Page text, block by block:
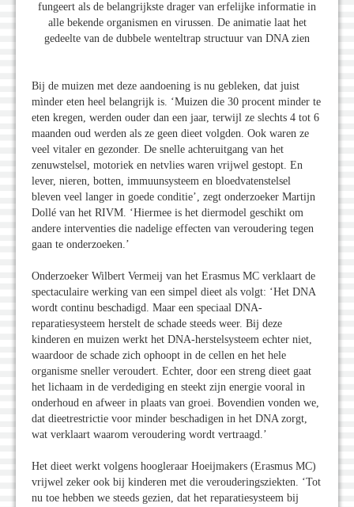
fungeert als de belangrijkste drager van erfelijke informatie in
alle bekende organismen en virussen. De animatie laat het
gedeelte van de dubbele wenteltrap structuur van DNA zien
Bij de muizen met deze aandoening is nu gebleken, dat juist
mìnder eten heel belangrijk is. ‘Muizen die 30 procent minder te
eten kregen, werden ouder dan een jaar, terwijl ze slechts 4 tot 6
maanden oud werden als ze geen dieet volgden. Ook waren ze
veel vitaler en gezonder. De snelle achteruitgang van het
zenuwstelsel, motoriek en netvlies waren vrijwel gestopt. En
lever, nieren, botten, immuunsysteem en bloedvatenstelsel
bleven veel langer in goede conditie’, zegt onderzoeker Martijn
Dollé van het RIVM. ‘Hiermee is het diermodel geschikt om
andere interventies die nadelige effecten van veroudering tegen
gaan te onderzoeken.’
Onderzoeker Wilbert Vermeij van het Erasmus MC verklaart de
spectaculaire werking van een simpel dieet als volgt: ‘Het DNA
wordt continu beschadigd. Maar een speciaal DNA-
reparatiesysteem herstelt de schade steeds weer. Bij deze
kinderen en muizen werkt het DNA-herstelsysteem echter niet,
waardoor de schade zich ophoopt in de cellen en het hele
organisme sneller veroudert. Echter, door een streng dieet gaat
het lichaam in de verdediging en steekt zijn energie vooral in
onderhoud en afweer in plaats van groei. Bovendien vonden we,
dat dieetrestrictie voor minder beschadigen in het DNA zorgt,
wat verklaart waarom veroudering wordt vertraagd.’
Het dieet werkt volgens hoogleraar Hoeijmakers (Erasmus MC)
vrijwel zeker ook bij kinderen met die verouderingsziekten. ‘Tot
nu toe hebben we steeds gezien, dat het reparatiesysteem bij